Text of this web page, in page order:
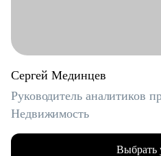
Сергей Мединцев
Руководитель аналитиков
Недвижимость
Выбрать